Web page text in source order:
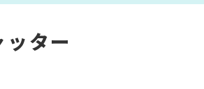
ター